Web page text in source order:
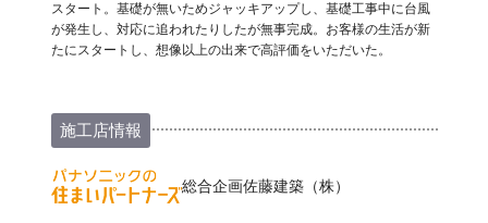
スタート。基礎が無いためジャッキアップし、基礎工事中に台風
が発生し、対応に追われたりしたが無事完成。お客様の生活が新
たにスタートし、想像以上の出来で高評価をいただいた。
施工店情報
総合企画佐藤建築（株）